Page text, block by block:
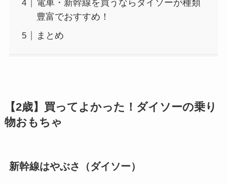
電車・新幹線を買うならダイソーが種類
豊富でおすすめ！
まとめ
【2歳】買ってよかった！ダイソーの乗り
物おもちゃ
新幹線はやぶさ（ダイソー）